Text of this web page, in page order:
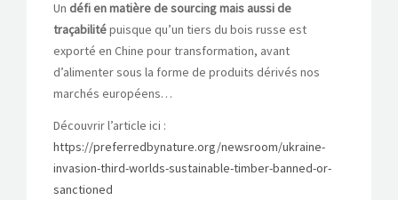
Un défi en matière de sourcing mais aussi de
traçabilitépuisque qu’un tiers du bois russe est
exporté en Chine pour transformation, avant
d’alimenter sous la forme de produits dérivés nos
marchés européens…
Découvrir l’article ici :
https://preferredbynature.org/newsroom/ukraine-
invasion-third-worlds-sustainable-timber-banned-or-
sanctioned